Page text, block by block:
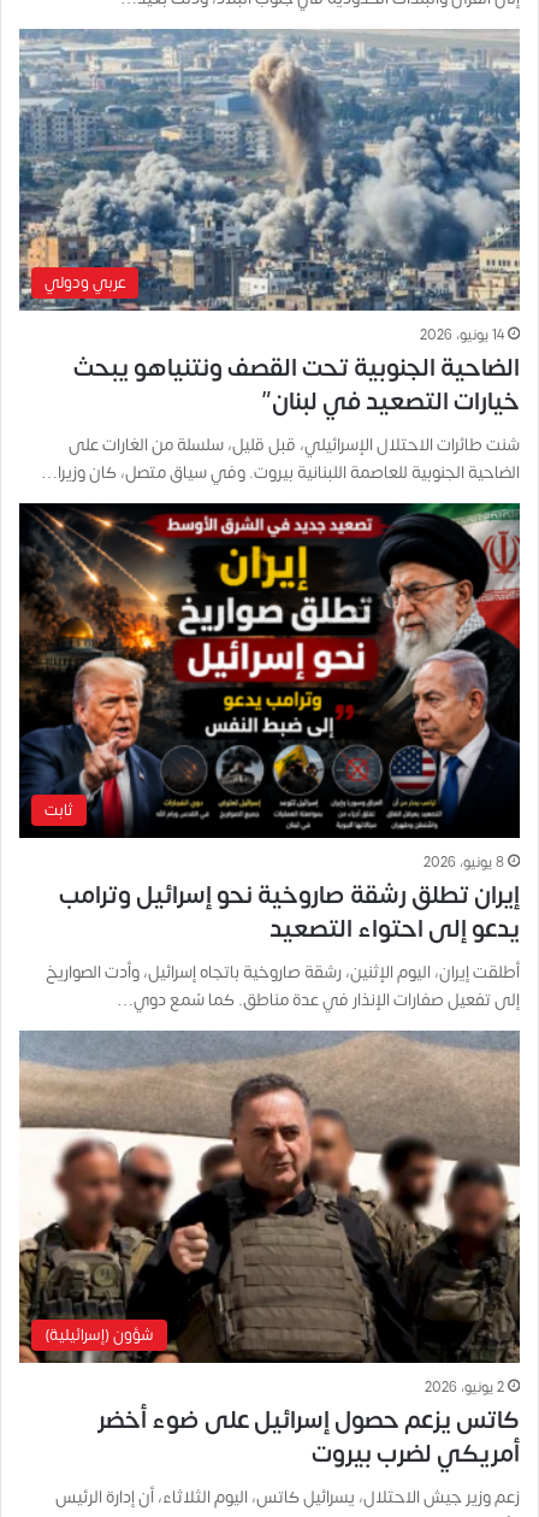
عربي ودولي
14 يونيو، 2026
الضاحية الجنوبية تحت القصف ونتنياهو يبحث
خيارات التصعيد في لبنان”
شنت طائرات الاحتلال الإسرائيلي، قبل قليل، سلسلة من الغارات على
الضاحية الجنوبية للعاصمة اللبنانية بيروت. وفي سياق متصل، كان وزيرا…
ثابت
8 يونيو، 2026
إيران تطلق رشقة صاروخية نحو إسرائيل وترامب
يدعو إلى احتواء التصعيد
أطلقت إيران، اليوم الإثنين، رشقة صاروخية باتجاه إسرائيل، وأدت الصواريخ
إلى تفعيل صفارات الإنذار في عدة مناطق. كما سُمع دوي…
شؤون (إسرائيلية)
2 يونيو، 2026
كاتس يزعم حصول إسرائيل على ضوء أخضر
أمريكي لضرب بيروت
زعم وزير جيش الاحتلال، يسرائيل كاتس، اليوم الثلاثاء، أن إدارة الرئيس